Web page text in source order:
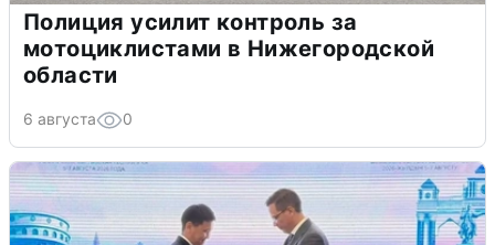
Полиция усилит контроль за
мотоциклистами в Нижегородской
области
6 августа 0